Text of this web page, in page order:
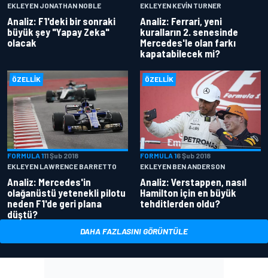
EKLEYEN JONATHAN NOBLE
Analiz: F1'deki bir sonraki
büyük şey "Yapay Zeka"
olacak
EKLEYEN KEVIN TURNER
Analiz: Ferrari, yeni
kuralların 2. senesinde
Mercedes'le olan farkı
kapatabilecek mi?
ÖZELLIK
FORMULA 111 Şub 2018
EKLEYEN LAWRENCE BARRETTO
Analiz: Mercedes'in
olağanüstü yetenekli pilotu
neden F1'de geri plana
düştü?
ÖZELLIK
FORMULA 16 Şub 2018
EKLEYEN BEN ANDERSON
Analiz: Verstappen, nasıl
Hamilton için en büyük
tehditlerden oldu?
DAHA FAZLASINI GÖRÜNTÜLE